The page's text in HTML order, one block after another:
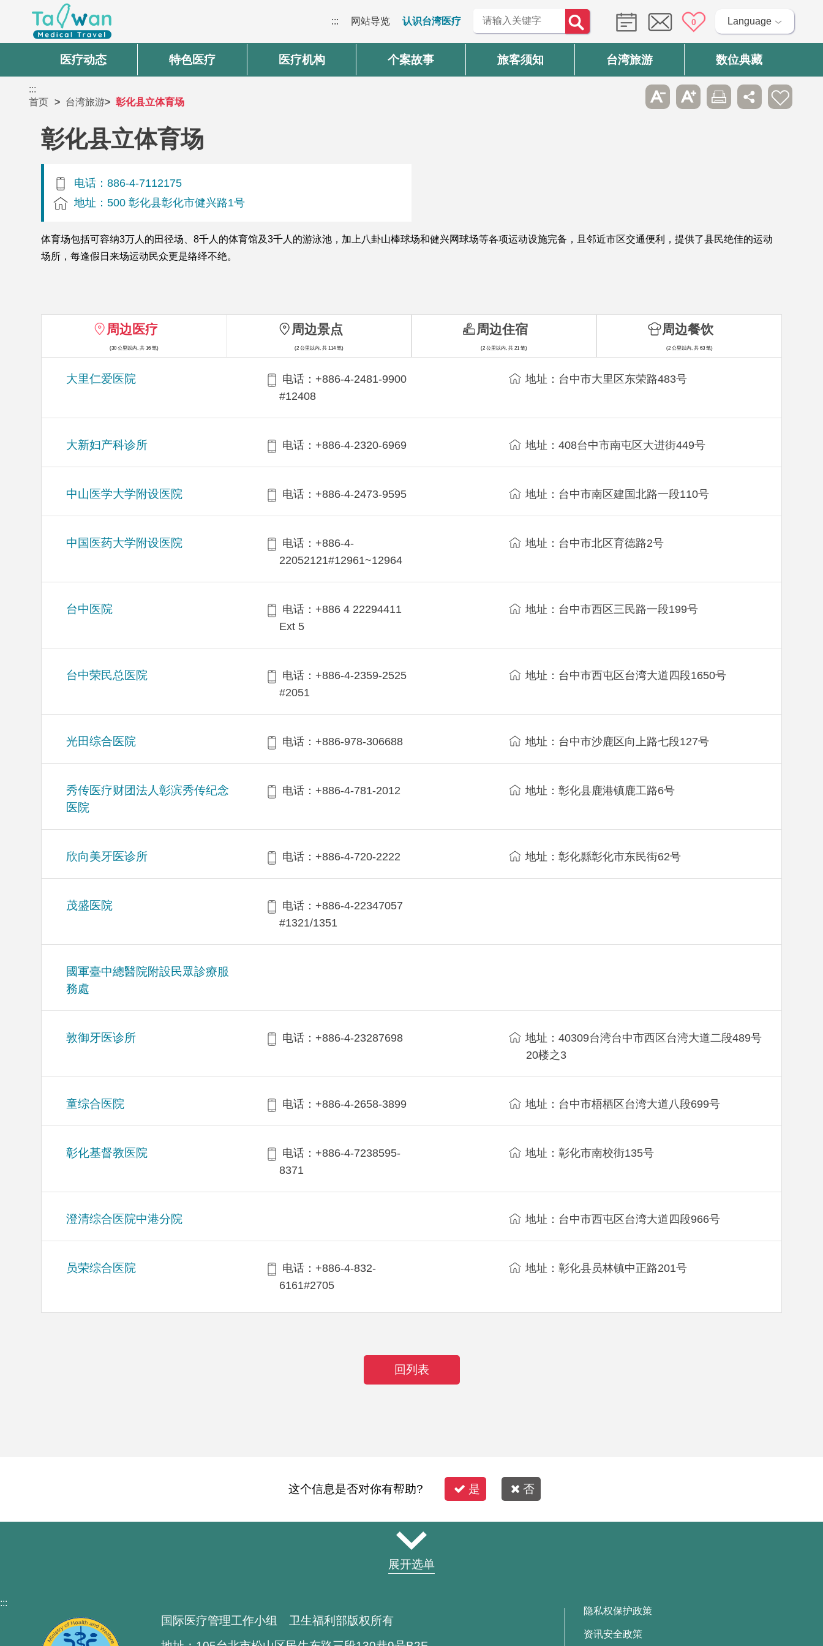
::: 网站导览 认识台湾医疗 0 Language
医疗动态 特色医疗 医疗机构 个案故事 旅客须知 台湾旅游 数位典藏
:::
首页
台湾旅游 彰化县立体育场
彰化县立体育场
电话：886-4-7112175
地址：500 彰化县彰化市健兴路1号
体育场包括可容纳3万人的田径场、8千人的体育馆及3千人的游泳池，加上八卦山棒球场和健兴网球场等各项运动设施完备，且邻近市区交通便利，提供了县民绝佳的运动
场所，每逢假日来场运动民众更是络绎不绝。
周边医疗
(30 公里以内, 共 16 笔)
大里仁爱医院
电话：+886-4-2481-9900
#12408
地址：台中市大里区东荣路483号
大新妇产科诊所 电话：+886-4-2320-6969 地址：408台中市南屯区大进街449号
中山医学大学附设医院 电话：+886-4-2473-9595 地址：台中市南区建国北路一段110号
中国医药大学附设医院
电话：+886-4-
22052121#12961~12964
地址：台中市北区育德路2号
台中医院
电话：+886 4 22294411
Ext 5
地址：台中市西区三民路一段199号
台中荣民总医院
电话：+886-4-2359-2525
#2051
地址：台中市西屯区台湾大道四段1650号
光田综合医院 电话：+886-978-306688 地址：台中市沙鹿区向上路七段127号
秀传医疗财团法人彰滨秀传纪念
医院
电话：+886-4-781-2012 地址：彰化县鹿港镇鹿工路6号
欣向美牙医诊所 电话：+886-4-720-2222 地址：彰化縣彰化市东民街62号
茂盛医院
电话：+886-4-22347057
#1321/1351
國軍臺中總醫院附設民眾診療服
務處
敦御牙医诊所 电话：+886-4-23287698
地址：40309台湾台中市西区台湾大道二段489号
20楼之3
童综合医院 电话：+886-4-2658-3899 地址：台中市梧栖区台湾大道八段699号
彰化基督教医院
电话：+886-4-7238595-
8371
地址：彰化市南校街135号
澄清综合医院中港分院 地址：台中市西屯区台湾大道四段966号
员荣综合医院
电话：+886-4-832-
6161#2705
地址：彰化县员林镇中正路201号
周边景点
(2 公里以内, 共 114 笔)
周边住宿
(2 公里以内, 共 21 笔)
周边餐饮
(2 公里以内, 共 63 笔)
回列表
这个信息是否对你有帮助? 是 否
展开选单
:::
国际医疗管理工作小组 卫生福利部版权所有
隐私权保护政策
资讯安全政策